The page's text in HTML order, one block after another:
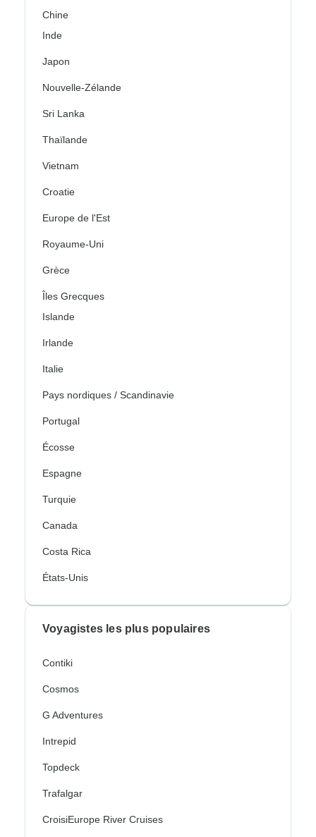
Chine
Inde
Japon
Nouvelle-Zélande
Sri Lanka
Thaïlande
Vietnam
Croatie
Europe de l'Est
Royaume-Uni
Grèce
Îles Grecques
Islande
Irlande
Italie
Pays nordiques / Scandinavie
Portugal
Écosse
Espagne
Turquie
Canada
Costa Rica
États-Unis
Voyagistes les plus populaires
Contiki
Cosmos
G Adventures
Intrepid
Topdeck
Trafalgar
CroisiEurope River Cruises